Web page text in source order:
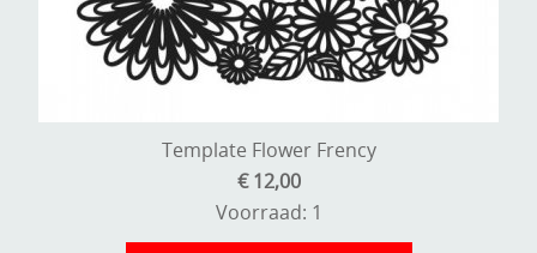
Template Flower Frency
€ 12,00
Voorraad: 1